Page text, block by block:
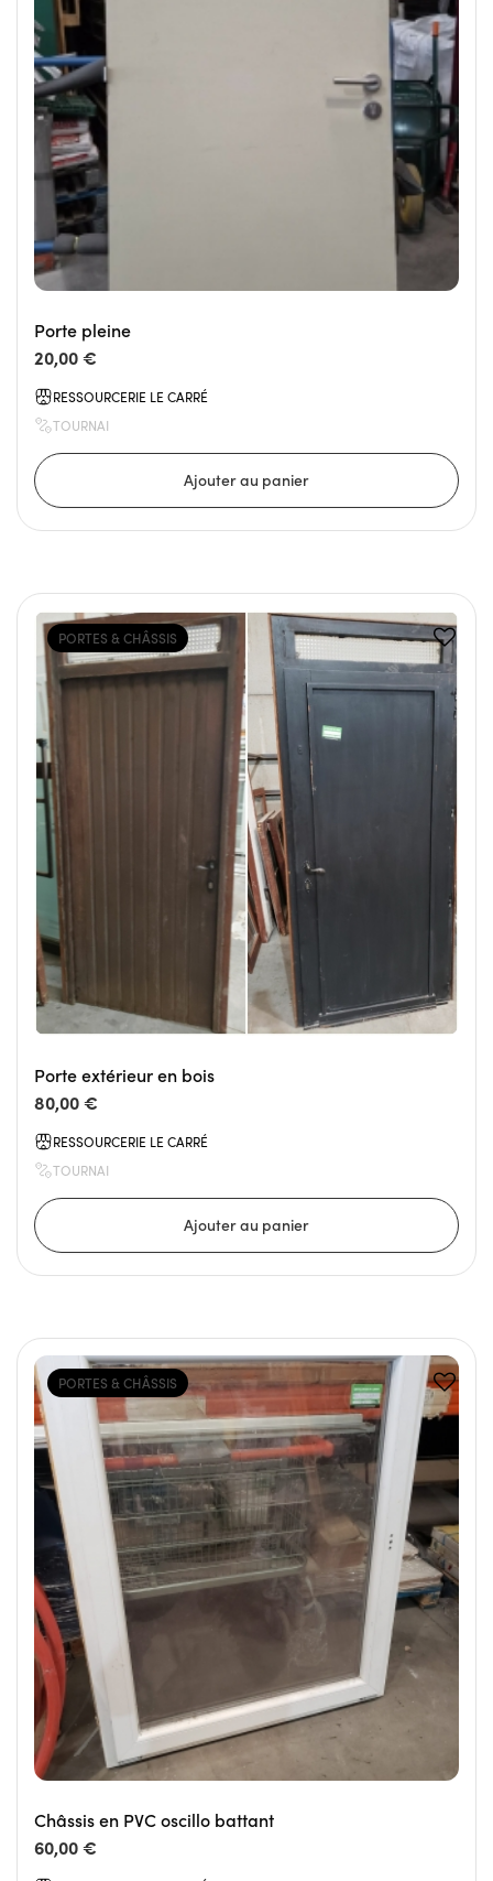
Porte pleine
20,00 €
RESSOURCERIE LE CARRÉ
TOURNAI
PORTES & CHÂSSIS
Porte extérieur en bois
80,00 €
RESSOURCERIE LE CARRÉ
TOURNAI
PORTES & CHÂSSIS
Châssis en PVC oscillo battant
60,00 €